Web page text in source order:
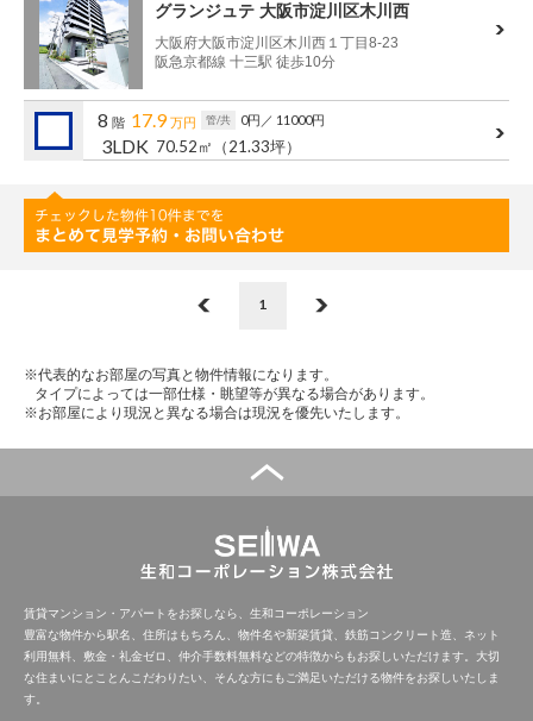
グランジュテ 大阪市淀川区木川西
大阪府大阪市淀川区木川西１丁目8-23
阪急京都線 十三駅 徒歩10分
8 階 17.9万円 管/共 0円 ／ 11000円
3LDK 70.52㎡ （21.33坪）
1
※代表的なお部屋の写真と物件情報になります。
タイプによっては一部仕様・眺望等が異なる場合があります。
※お部屋により現況と異なる場合は現況を優先いたします。
賃貸マンション・アパートをお探しなら、生和コーポレーション
豊富な物件から駅名、住所はもちろん、物件名や新築賃貸、鉄筋コンクリート造、ネット
利用無料、敷金・礼金ゼロ、仲介手数料無料などの特徴からもお探しいただけます。大切
な住まいにとことんこだわりたい、そんな方にもご満足いただける物件をお探しいたしま
す。